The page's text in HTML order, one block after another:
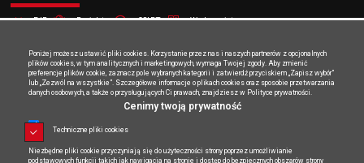
BIP Projekty CSIRT
Wydawnictwo
ABW
Aktualności
Poniżej możesz ustawić pliki cookies. Korzystanie przez nas i naszych partnerów z opcjonalnych
plików cookies, w tym analitycznych i marketingowych, wymaga Twojej zgody. Aby zmienić
preferencje plików cookie, zaznacz pole wybranych kategorii i zatwierdź przyciskiem „Zapisz wybór”
lub „Zezwól na wszystkie”. Szczegółowe informacje o plikach cookies oraz sposobie przetwarzania
danych osobowych, a także o przysługujących Ci prawach, znajdziesz w Polityce prywatności.
Cenimy twoją prywatność
Techniczne pliki cookies
Niezbędne pliki cookie przyczyniają się do użyteczności strony poprzez umożliwianie
podstawowych funkcji takich jak nawigacja na stronie i dostęp do bezpiecznych obszarów strony